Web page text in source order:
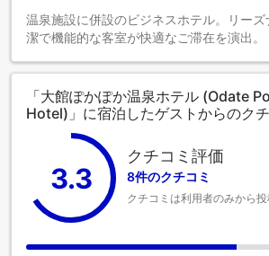
温泉施設に併設のビジネスホテル。リー
潔で機能的な客室が快適なご滞在を演出。
「大館ぽかぽか温泉ホテル (Odate
Hotel)」に宿泊したゲストからのクチ
3.3
クチコミ評価
8件のクチコミ
クチコミは利用者のみから